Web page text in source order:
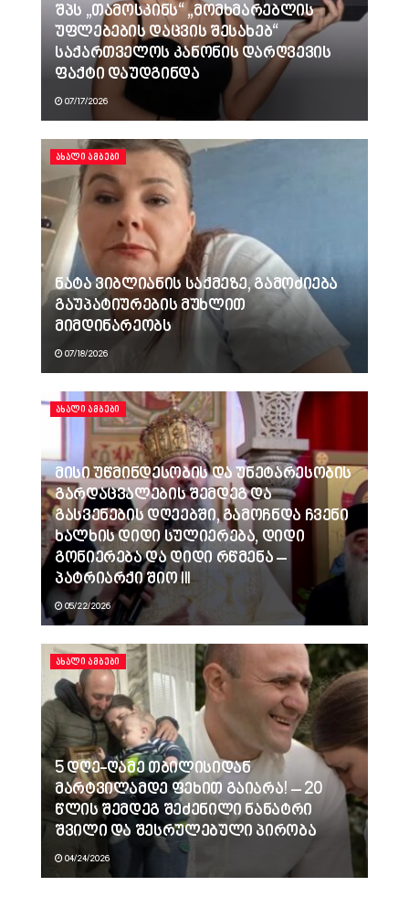
შპს „თამოსკინს“ „მომხმარებლის
უფლებების დაცვის შესახებ“
საქართველოს კანონის დარღვევის
ფაქტი დაუდგინდა
07/17/2026
ᲐᲮᲐᲚᲘ ᲐᲛᲑᲔᲑᲘ
ნატა ვიბლიანის საქმეზე, გამოძიება
გაუპატიურების მუხლით
მიმდინარეობს
07/18/2026
ᲐᲮᲐᲚᲘ ᲐᲛᲑᲔᲑᲘ
მისი უწმინდესობის და უნეტარესობის
გარდაცვალების შემდეგ და
გასვენების დღეებში, გამოჩნდა ჩვენი
ხალხის დიდი სულიერება, დიდი
გონიერება და დიდი რწმენა –
პატრიარქი შიო III
05/22/2026
ᲐᲮᲐᲚᲘ ᲐᲛᲑᲔᲑᲘ
5 დღე-ღამე თბილისიდან
მარტვილამდე ფეხით გაიარა! – 20
წლის შემდეგ შეძენილი ნანატრი
შვილი და შესრულებული პირობა
04/24/2026